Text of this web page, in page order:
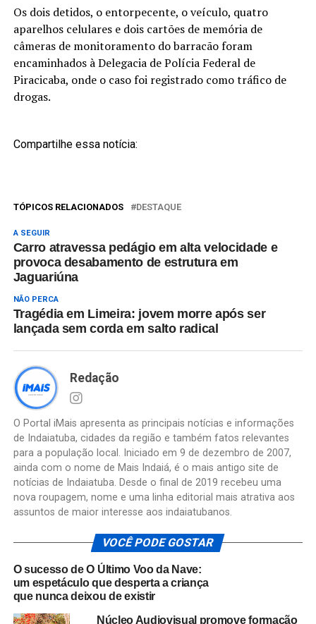
Os dois detidos, o entorpecente, o veículo, quatro
aparelhos celulares e dois cartões de memória de
câmeras de monitoramento do barracão foram
encaminhados à Delegacia de Polícia Federal de
Piracicaba, onde o caso foi registrado como tráfico de
drogas.
Compartilhe essa notícia:
TÓPICOS RELACIONADOS DESTAQUE
A SEGUIR
Carro atravessa pedágio em alta velocidade e
provoca desabamento de estrutura em
Jaguariúna
NÃO PERCA
Tragédia em Limeira: jovem morre após ser
lançada sem corda em salto radical
Redação
O Portal iMais apresenta as principais notícias e informações
de Indaiatuba, cidades da região e também fatos relevantes
para a população local. Iniciado em 9 de dezembro de 2007,
ainda com o nome de Mais Indaiá, é o mais antigo site de
notícias de Indaiatuba. Desde o final de 2019 recebeu uma
nova roupagem, nome e uma linha editorial mais atrativa aos
assuntos de maior interesse aos indaiatubanos.
VOCÊ PODE GOSTAR
O sucesso de O Último Voo da Nave:
um espetáculo que desperta a criança
que nunca deixou de existir
Núcleo Audiovisual promove formação